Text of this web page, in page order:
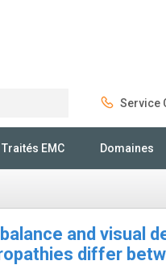
Service
Traités EMC Domaines
and visual
differ